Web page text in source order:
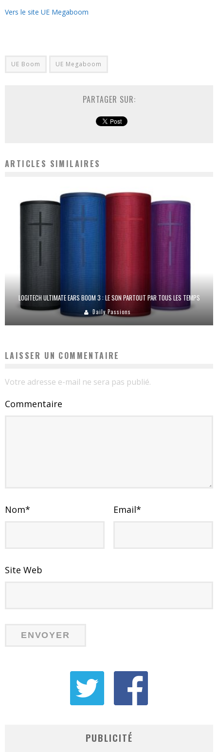
Vers le site UE Megaboom
UE Boom UE Megaboom
PARTAGER SUR:
ARTICLES SIMILAIRES
LOGITECH ULTIMATE EARS BOOM 3 : LE SON PARTOUT PAR TOUS LES TEMPS
Daily Passions
LAISSER UN COMMENTAIRE
Votre adresse e-mail ne sera pas publié.
Commentaire
Nom* Email*
Site Web
PUBLICITÉ